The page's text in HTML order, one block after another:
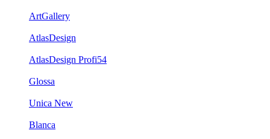
ArtGallery
AtlasDesign
AtlasDesign Profi54
Glossa
Unica New
Blanca